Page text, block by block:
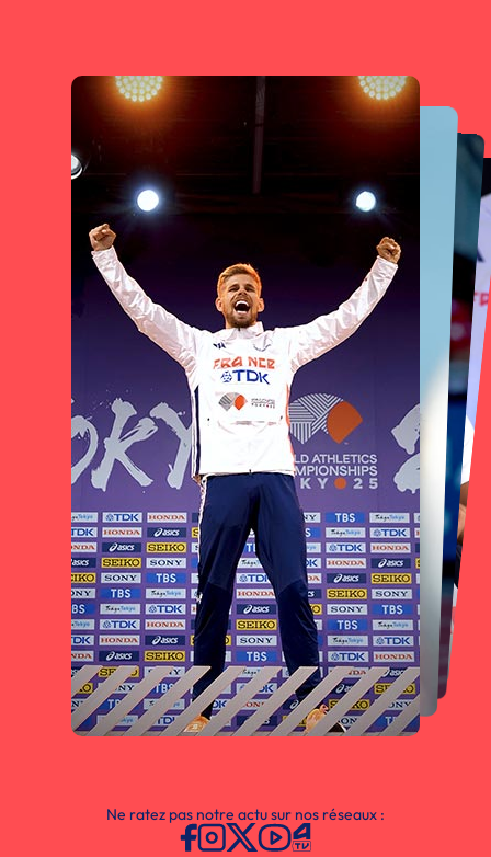
Ne ratez pas notre actu sur nos réseaux :